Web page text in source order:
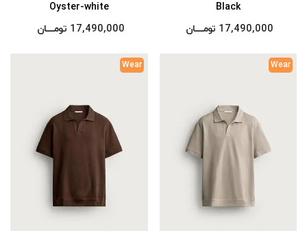
Black
17,490,000 تومــــــان
Oyster-white
17,490,000 تومــــــان
Wear
Wear